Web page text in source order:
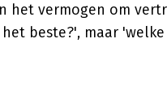
het vermogen om
beste?', maar